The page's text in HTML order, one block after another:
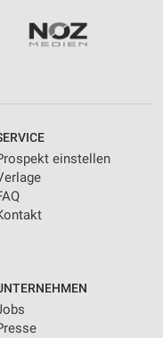
einstellen